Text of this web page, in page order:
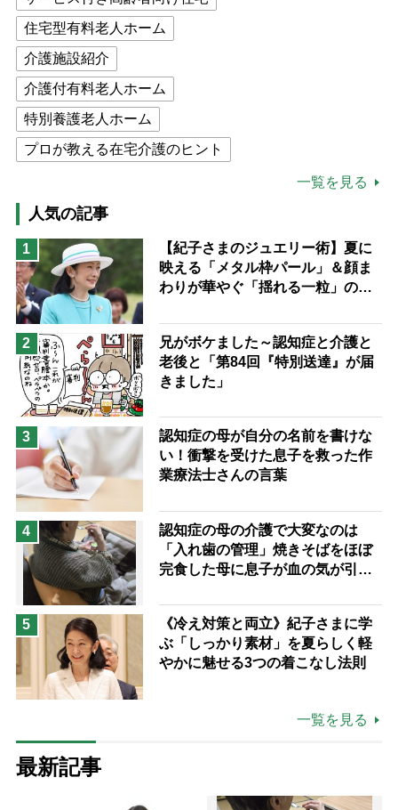
住宅型有料老人ホーム
介護施設紹介
介護付有料老人ホーム
特別養護老人ホーム
プロが教える在宅介護のヒント
高木ブー
ケアマネジャー
猫が母になつきません
息子の遠距離介護サバイバル術
兄がボケました
予防法
一覧を見る
人気の記事
1
【紀子さまのジュエリー術】夏に
映える「メタル枠パール」＆顔ま
わりが華やぐ「揺れる一粒」の使
2
兄がボケました～認知症と介護と
老後と「第84回『特別送達』が届
きました」
3
認知症の母が自分の名前を書けな
い！衝撃を受けた息子を救った作
業療法士さんの言葉
4
認知症の母の介護で大変なのは
「入れ歯の管理」焼きそばをほぼ
完食した母に息子が血の気が引い
5
《冷え対策と両立》紀子さまに学
ぶ「しっかり素材」を夏らしく軽
やかに魅せる3つの着こなし法則
一覧を見る
最新記事